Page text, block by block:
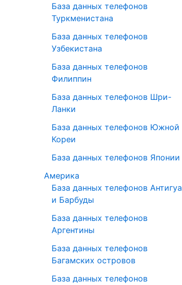
База данных телефонов
Туркменистана
База данных телефонов
Узбекистана
База данных телефонов
Филиппин
База данных телефонов Шри-
Ланки
База данных телефонов Южной
Кореи
База данных телефонов Японии
Америка
База данных телефонов Антигуа
и Барбуды
База данных телефонов
Аргентины
База данных телефонов
Багамских островов
База данных телефонов